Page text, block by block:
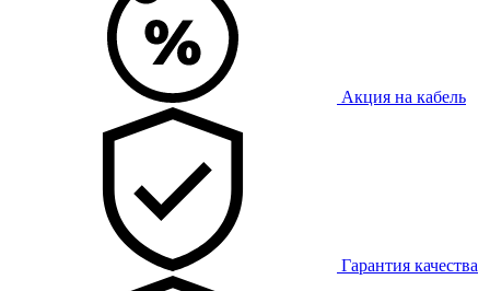
Акция на кабель
Гарантия качества